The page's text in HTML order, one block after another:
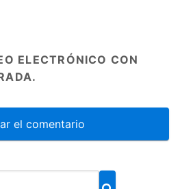
ELECTRÓNICO CON